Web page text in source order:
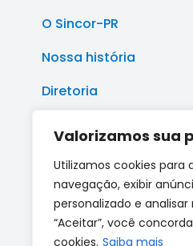
Valorizamos sua
Utilizamos cookies para
navegação, exibir
personalizado e
“Aceitar”, você
cookies. Saiba mais
O Sincor-PR
Nossa história
Diretoria
(41) 3213-9999